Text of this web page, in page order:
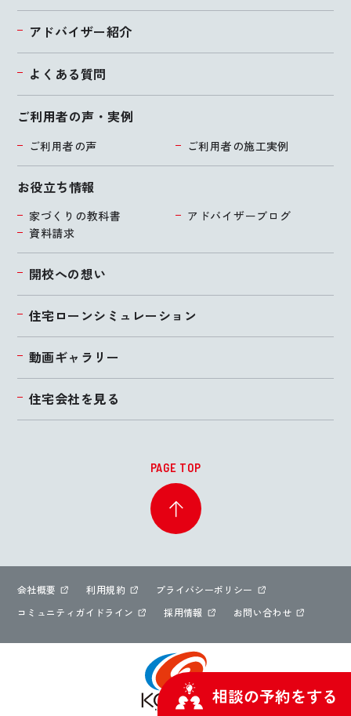
相談の予約をする
アドバイザー紹介
よくある質問
ご利用者の声・実例
ご利用者の声 ご利用者の施工実例
お役立ち情報
家づくりの教科書
アドバイザーブログ
資料請求
開校への想い
住宅ローンシミュレーション
動画ギャラリー
住宅会社を見る
PAGE TOP
会社概要 利用規約
プライバシーポリシー
コミュニティガイドライン
採用情報 お問い合わせ